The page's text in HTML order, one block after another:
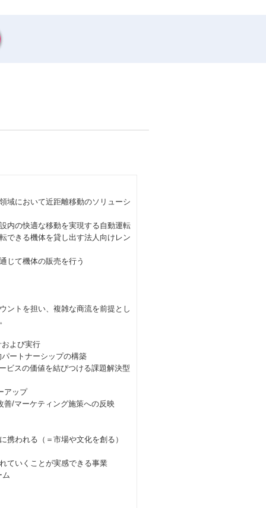
域において近距離移動のソリューシ
内の快適な移動を実現する自動運転
できる機体を貸し出す法人向けレン
じて機体の販売を行う
ントを担い、複雑な商流を前提とし
よび実行
ートナーシップの構築
ビスの価値を結びつける課題解決型
アップ
善/マーケティング施策への反映
われる（＝市場や文化を創る）
ていくことが実感できる事業
ム